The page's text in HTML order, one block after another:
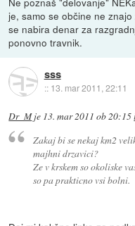
je, samo se občine ne
se nabira denar za
ponovno travnik.
sss
:: 13. mar 2011, 22:11
Dr_Mje 13. mar 2011 ob 20:15
Zakaj bi se nekaj km2
majhni drzavici?
Ze v krskem so okoliske
so pa prakticno vsi bolni.